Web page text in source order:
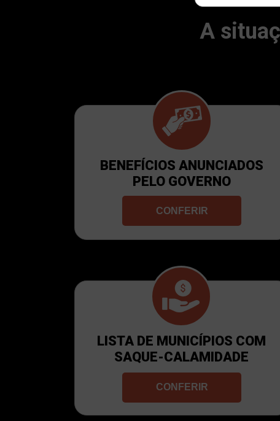
A
BENEFÍCIOS ANUNCIADOS
PELO GOVERNO
CONFERIR
LISTA DE MUNICÍPIOS COM
SAQUE-CALAMIDADE
CONFERIR